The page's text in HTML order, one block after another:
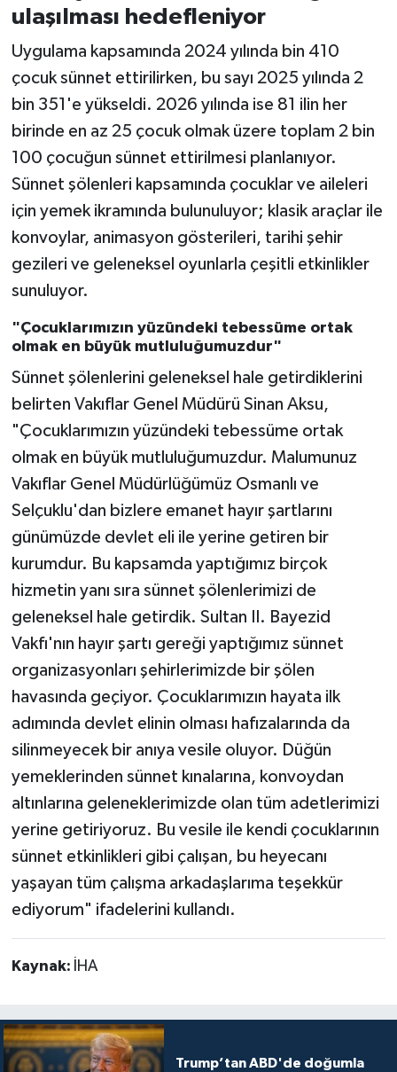
ulaşılması hedefleniyor
Uygulama kapsamında 2024 yılında bin 410
çocuk sünnet ettirilirken, bu sayı 2025 yılında 2
bin 351'e yükseldi. 2026 yılında ise 81 ilin her
birinde en az 25 çocuk olmak üzere toplam 2 bin
100 çocuğun sünnet ettirilmesi planlanıyor.
Sünnet şölenleri kapsamında çocuklar ve aileleri
için yemek ikramında bulunuluyor; klasik araçlar ile
konvoylar, animasyon gösterileri, tarihi şehir
gezileri ve geleneksel oyunlarla çeşitli etkinlikler
sunuluyor.
"Çocuklarımızın yüzündeki tebessüme ortak
olmak en büyük mutluluğumuzdur"
Sünnet şölenlerini geleneksel hale getirdiklerini
belirten Vakıflar Genel Müdürü Sinan Aksu,
"Çocuklarımızın yüzündeki tebessüme ortak
olmak en büyük mutluluğumuzdur. Malumunuz
Vakıflar Genel Müdürlüğümüz Osmanlı ve
Selçuklu'dan bizlere emanet hayır şartlarını
günümüzde devlet eli ile yerine getiren bir
kurumdur. Bu kapsamda yaptığımız birçok
hizmetin yanı sıra sünnet şölenlerimizi de
geleneksel hale getirdik. Sultan II. Bayezid
Vakfı'nın hayır şartı gereği yaptığımız sünnet
organizasyonları şehirlerimizde bir şölen
havasında geçiyor. Çocuklarımızın hayata ilk
adımında devlet elinin olması hafızalarında da
silinmeyecek bir anıya vesile oluyor. Düğün
yemeklerinden sünnet kınalarına, konvoydan
altınlarına geleneklerimizde olan tüm adetlerimizi
yerine getiriyoruz. Bu vesile ile kendi çocuklarının
sünnet etkinlikleri gibi çalışan, bu heyecanı
yaşayan tüm çalışma arkadaşlarıma teşekkür
ediyorum" ifadelerini kullandı.
Kaynak: İHA
Trump’tan ABD'de doğumla